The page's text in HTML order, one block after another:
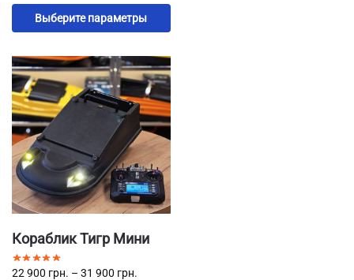
Выберите параметры
Кораблик Тигр Мини
22 900 грн. – 31 900 грн.